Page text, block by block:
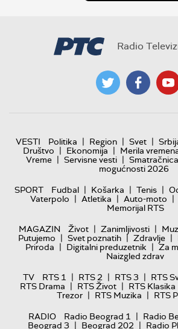
Radio
VESTI Politika | Region | Svet |
Društvo | Ekonomija | Merila
Vreme | Servisne vesti | Smatračnica
mogućnosti 2026
SPORT
Fudbal | Košarka | Tenis |
Vaterpolo | Atletika | Auto-moto |
Memorijal RTS
MAGAZIN
Život | Zanimljivosti |
Putujemo | Svet poznatih | Zdravlje |
Priroda | Digitalni preduzetnik | Za
Naizgled zdrav
TV
RTS 1 | RTS 2 | RTS 3 | RTS
RTS Drama | RTS Život | RTS Klasika
Trezor | RTS Muzika | RTS
RADIO
Radio Beograd 1 | Radio
Beograd 3 | Beograd 202 | Radio